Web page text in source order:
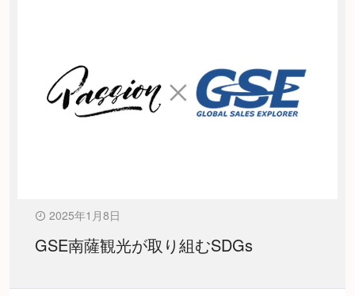
2025年1月8日
GSE南薩観光が取り組むSDGs